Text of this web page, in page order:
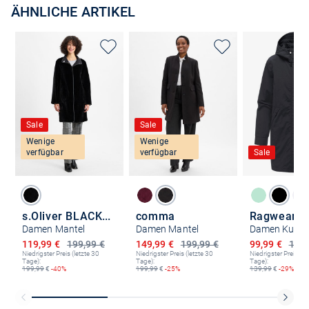
ÄHNLICHE ARTIKEL
Sale
Wenige
verfügbar
s.Oliver BLACK LABEL
Damen Mantel
199,99 €
Ermäßigter Preis
119,99 €
Niedrigster Preis (letzte 30
Tage):
199,99€ -40%
Sale
Wenige
verfügbar
comma
Damen Mantel
199,99 €
Ermäßigter Preis
149,99 €
Niedrigster Preis (letzte 30
Tage):
199,99€ -25%
Sale
Ragwear
Ermäßigter
99,99 €
Niedrigster Preis
Tage):
139,99€ -29%